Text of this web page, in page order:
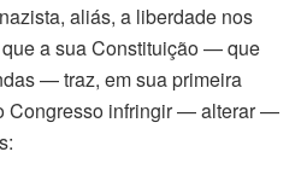
aliás, a liberdade nos
a sua Constituição — que
— traz, em sua primeira
Congresso infringir — alterar —